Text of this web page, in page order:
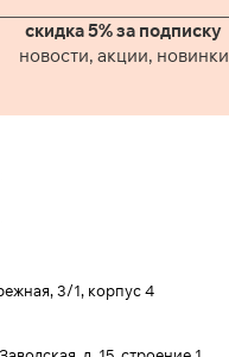
скидка 5% за подписку
новости, акции, новинки
3/1, корпус 4